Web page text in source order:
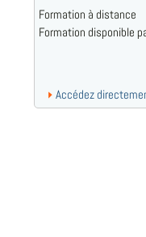
Formation à distance
Formation disponible
Accédez